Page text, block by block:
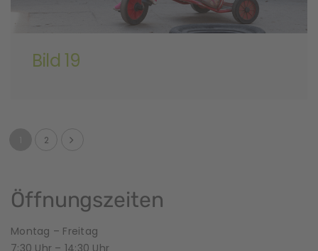
Bild 19
2
Öffnungszeiten
Montag – Freitag
7:30 Uhr – 14:30 Uhr